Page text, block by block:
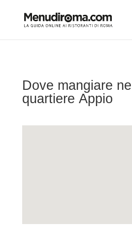
Dove mangiare nel
quartiere Appio